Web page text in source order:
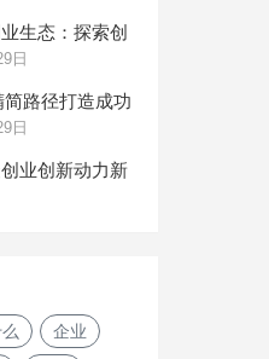
生态：探索创
日
路径打造成功
日
业创新动力新
企业